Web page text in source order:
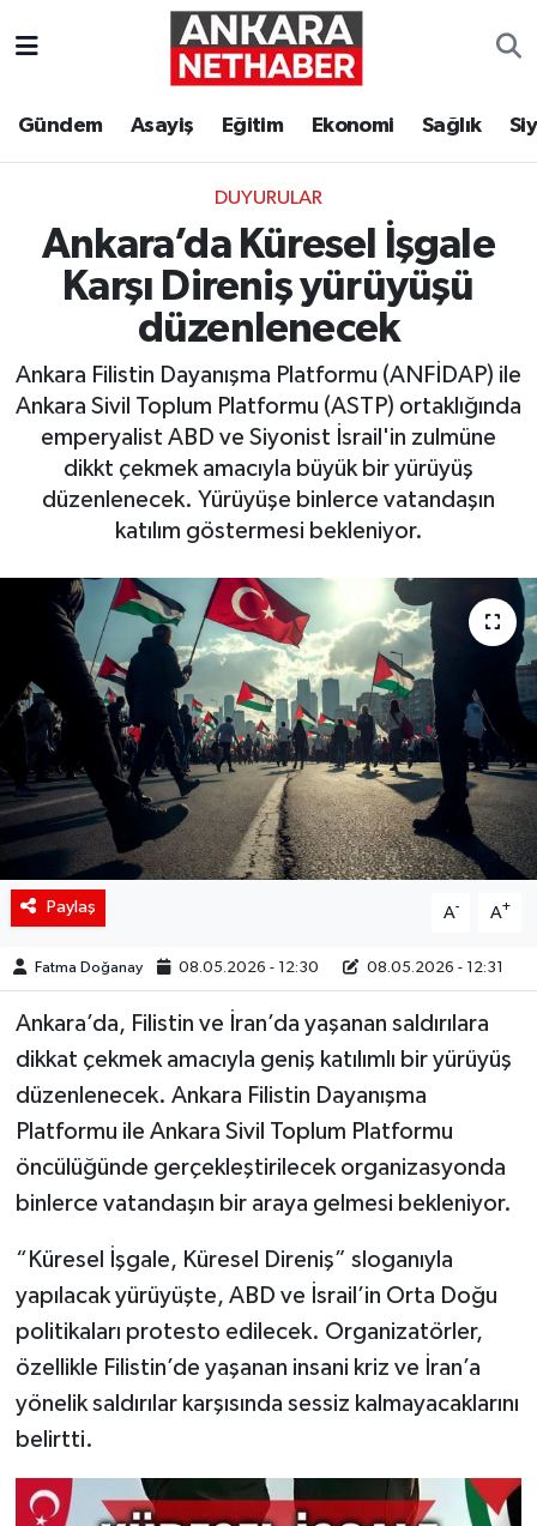
Gündem Asayiş Eğitim Ekonomi Sağlık
DUYURULAR
Ankara’da Küresel İşgale
Karşı Direniş yürüyüşü
düzenlenecek
Ankara Filistin Dayanışma Platformu (ANFİDAP) ile
Ankara Sivil Toplum Platformu (ASTP) ortaklığında
emperyalist ABD ve Siyonist İsrail'in zulmüne
dikkt çekmek amacıyla büyük bir yürüyüş
düzenlenecek. Yürüyüşe binlerce vatandaşın
katılım göstermesi bekleniyor.
Paylaş A- A+
Fatma Doğanay 08.05.2026 - 12:30 08.05.2026 - 12:31
Ankara’da, Filistin ve İran’da yaşanan saldırılara
dikkat çekmek amacıyla geniş katılımlı bir yürüyüş
düzenlenecek. Ankara Filistin Dayanışma
Platformu ile Ankara Sivil Toplum Platformu
öncülüğünde gerçekleştirilecek organizasyonda
binlerce vatandaşın bir araya gelmesi bekleniyor.
“Küresel İşgale, Küresel Direniş” sloganıyla
yapılacak yürüyüşte, ABD ve İsrail’in Orta Doğu
politikaları protesto edilecek. Organizatörler,
özellikle Filistin’de yaşanan insani kriz ve İran’a
yönelik saldırılar karşısında sessiz kalmayacaklarını
belirtti.
Ekonomi
Gündem
Kim Kimdir Nereli
Resmi İlanlar
Sağlık
Siyaset
Spor
Teknoloji
Yaşam
Ankara Hava Durumu
Tüm Manşetler
Son Dakika Haberleri
Haber Arşivi